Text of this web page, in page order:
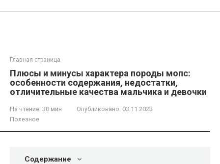
Главная страница
Плюсы и минусы характера породы мопс:
особенности содержания, недостатки,
отличительные качества мальчика и девочки
На чтение: 30 мин Опубликовано: 03.11.2023
Полезное
Содержание